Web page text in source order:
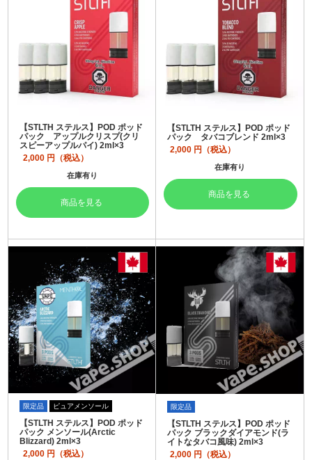
【STLTH ステルス】POD ポッド
パック アップルクリスプ(クリ
スピーアップルパイ) 2ml×3
2,000 円（税込）
在庫有り
商品を見る
【STLTH ステルス】POD ポッド
パック タバコブレンド 2ml×3
2,000 円（税込）
在庫有り
商品を見る
限定品 ピュアメンソール
【STLTH ステルス】POD ポッド
パック メンソール(Arctic
Blizzard) 2ml×3
2,000 円（税込）
限定品
【STLTH ステルス】POD ポッド
パック ブラックダイアモンド(ラ
イトなタバコ風味) 2ml×3
2,000 円（税込）